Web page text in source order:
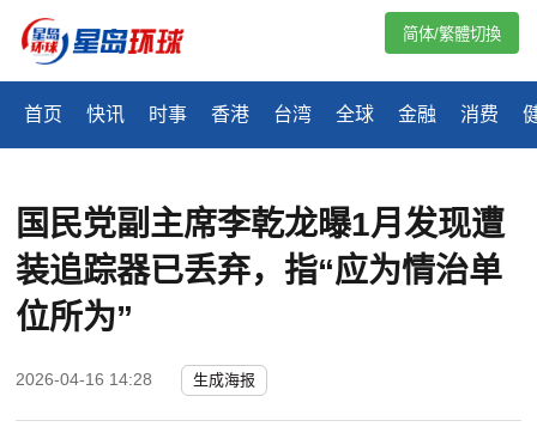
首页 快讯 时事 香港 台湾 全球 金融 消费
简体/繁體切換
国民党副主席李乾龙曝1月发现遭
装追踪器已丢弃，指“应为情治单
位所为”
2026-04-16 14:28 生成海报